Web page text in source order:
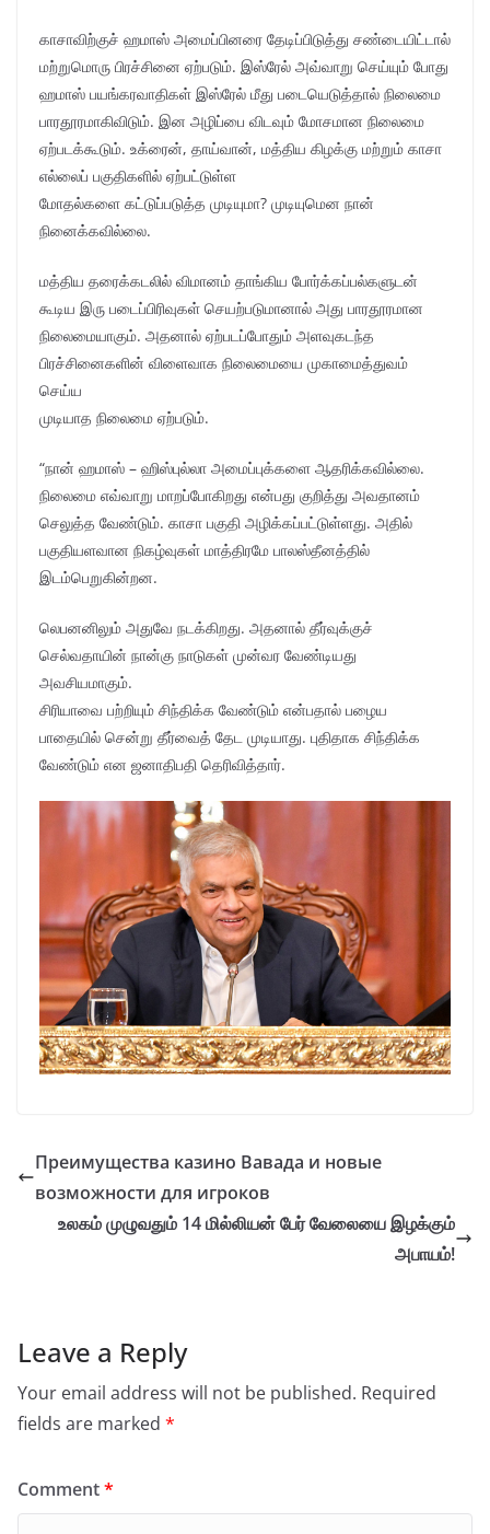
காசாவிற்குச் ஹமாஸ் அமைப்பினரை தேடிப்பிடுத்து சண்டையிட்டால்
மற்றுமொரு பிரச்சினை ஏற்படும். இஸ்ரேல் அவ்வாறு செய்யும் போது
ஹமாஸ் பயங்கரவாதிகள் இஸ்ரேல் மீது படையெடுத்தால் நிலைமை
பாரதூரமாகிவிடும். இன அழிப்பை விடவும் மோசமான நிலைமை
ஏற்படக்கூடும். உக்ரைன், தாய்வான், மத்திய கிழக்கு மற்றும் காசா
எல்லைப் பகுதிகளில் ஏற்பட்டுள்ள
மோதல்களை கட்டுப்படுத்த முடியுமா? முடியுமென நான்
நினைக்கவில்லை.
மத்திய தரைக்கடலில் விமானம் தாங்கிய போர்க்கப்பல்களுடன்
கூடிய இரு படைப்பிரிவுகள் செயற்படுமானால் அது பாரதூரமான
நிலைமையாகும். அதனால் ஏற்படப்போதும் அளவுகடந்த
பிரச்சினைகளின் விளைவாக நிலைமையை முகாமைத்துவம்
செய்ய
முடியாத நிலைமை ஏற்படும்.
“நான் ஹமாஸ் – ஹிஸ்புல்லா அமைப்புக்களை ஆதரிக்கவில்லை.
நிலைமை எவ்வாறு மாறப்போகிறது என்பது குறித்து அவதானம்
செலுத்த வேண்டும். காசா பகுதி அழிக்கப்பட்டுள்ளது. அதில்
பகுதியளவான நிகழ்வுகள் மாத்திரமே பாலஸ்தீனத்தில்
இடம்பெறுகின்றன.
லெபனனிலும் அதுவே நடக்கிறது. அதனால் தீர்வுக்குச்
செல்வதாயின் நான்கு நாடுகள் முன்வர வேண்டியது
அவசியமாகும்.
சிரியாவை பற்றியும் சிந்திக்க வேண்டும் என்பதால் பழைய
பாதையில் சென்று தீர்வைத் தேட முடியாது. புதிதாக சிந்திக்க
வேண்டும் என ஜனாதிபதி தெரிவித்தார்.
Преимущества казино Вавада и новые
возможности для игроков
உலகம் முழுவதும் 14 மில்லியன் பேர் வேலையை இழக்கும்
அபாயம்!
Leave a Reply
Your email address will not be published. Required
fields are marked *
Comment*